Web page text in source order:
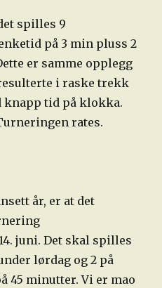
spilles 9
på 3 min pluss 2
er samme opplegg
i raske trekk
knapp tid på klokka.
rates.
år, er at det
14. juni. Det skal spilles
lørdag og 2 på
45 minutter. Vi er mao